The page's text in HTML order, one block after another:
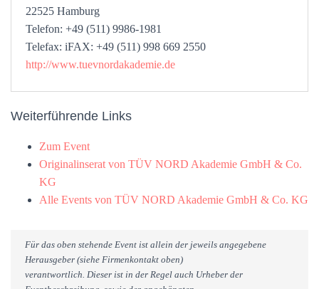
22525 Hamburg
Telefon: +49 (511) 9986-1981
Telefax: iFAX: +49 (511) 998 669 2550
http://www.tuevnordakademie.de
Weiterführende Links
Zum Event
Originalinserat von TÜV NORD Akademie GmbH & Co.
KG
Alle Events von TÜV NORD Akademie GmbH & Co. KG
Für das oben stehende Event ist allein der jeweils angegebene
Herausgeber (siehe Firmenkontakt oben)
verantwortlich. Dieser ist in der Regel auch Urheber der